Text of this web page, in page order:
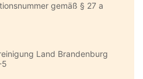
gemäß § 27 a
Land Brandenburg
5